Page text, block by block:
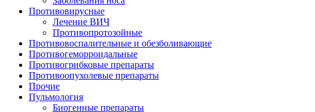
Противовирусные
Лечение ВИЧ
Противопротозойные
Противовоспалительные и обезболивающие
Противогеморроидальные
Противогрибковые препараты
Противоопухолевые препараты
Прочие
Пульмология
Биогенные препараты